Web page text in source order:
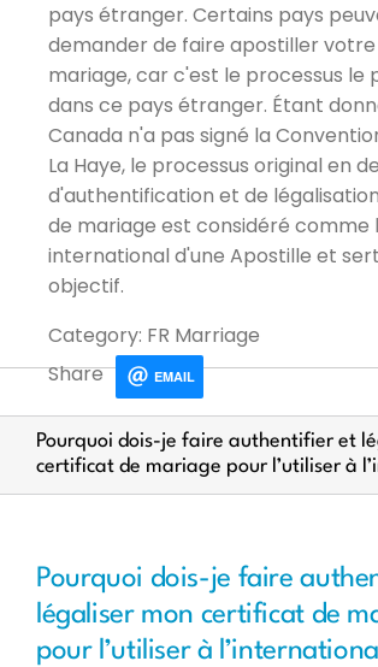
pays étranger. Certains pays
demander de faire apostiller
mariage, car c'est le processus le
dans ce pays étranger. Étant
Canada n'a pas signé la
La Haye, le processus original en
d'authentification et de
de mariage est considéré comme
international d'une Apostille et
objectif.
Category: FR Marriage
Share
EMAIL
Pourquoi dois-je faire authentifier et
certificat de mariage pour l’utiliser à
Pourquoi dois-je faire
légaliser mon certificat de
pour l’utiliser à